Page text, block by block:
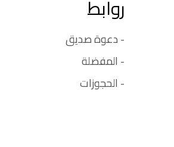
روابط
- دعوة صديق
- المفضلة
- الحجوزات